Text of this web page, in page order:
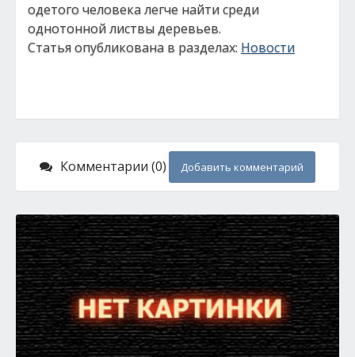
одетого человека легче найти среди
однотонной листвы деревьев.
Статья опубликована в разделах: Новости
Комментарии (0) Добавить комментарий